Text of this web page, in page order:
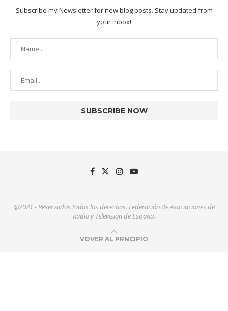
Subscribe my Newsletter for new blog posts. Stay updated from
your inbox!
@2021 - Reservados todos los derechos. Federación de Asociaciones de
Radio y Televisión de España.
VOVER AL PRNCIPIO